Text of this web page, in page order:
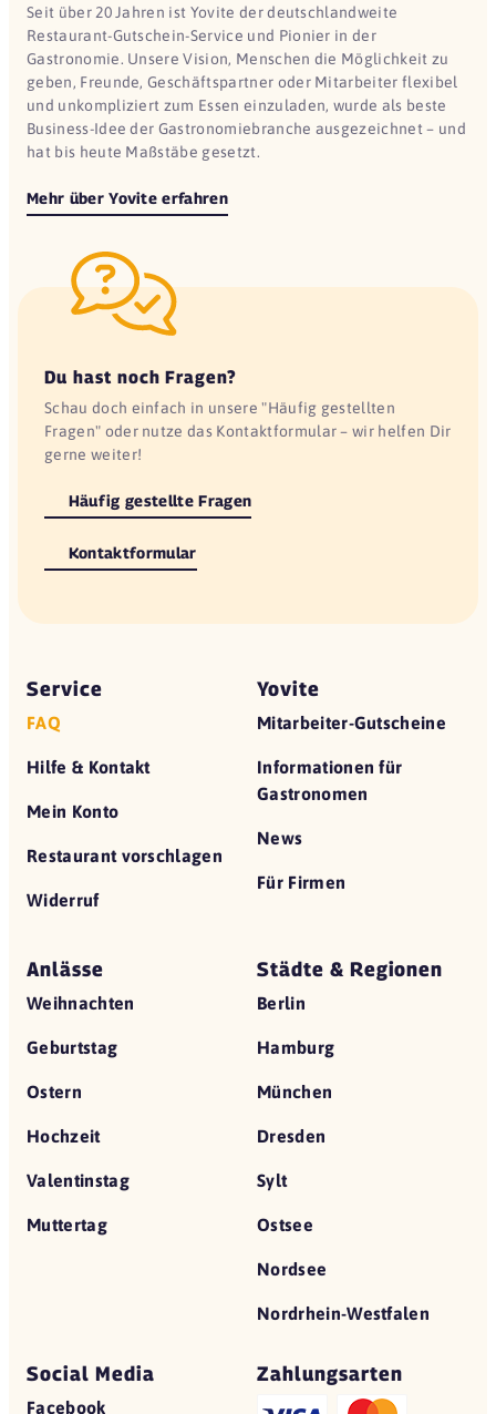
Seit über 20 Jahren ist Yovite der deutschlandweite
Restaurant-Gutschein-Service und Pionier in der
Gastronomie. Unsere Vision, Menschen die Möglichkeit zu
geben, Freunde, Geschäftspartner oder Mitarbeiter flexibel
und unkompliziert zum Essen einzuladen, wurde als beste
Business-Idee der Gastronomiebranche ausgezeichnet – und
hat bis heute Maßstäbe gesetzt.
Mehr über Yovite erfahren
Du hast noch Fragen?
Schau doch einfach in unsere "Häufig gestellten
Fragen" oder nutze das Kontaktformular – wir helfen Dir
gerne weiter!
Häufig gestellte Fragen
Kontaktformular
Service
FAQ
Hilfe & Kontakt
Mein Konto
Restaurant vorschlagen
Widerruf
Yovite
Mitarbeiter-Gutscheine
Informationen für
Gastronomen
News
Für Firmen
Anlässe
Weihnachten
Geburtstag
Ostern
Hochzeit
Valentinstag
Muttertag
Städte & Regionen
Berlin
Hamburg
München
Dresden
Sylt
Ostsee
Nordsee
Nordrhein-Westfalen
Social Media
Facebook
Zahlungsarten